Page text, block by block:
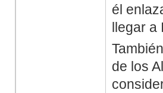
él
llegar a
de los